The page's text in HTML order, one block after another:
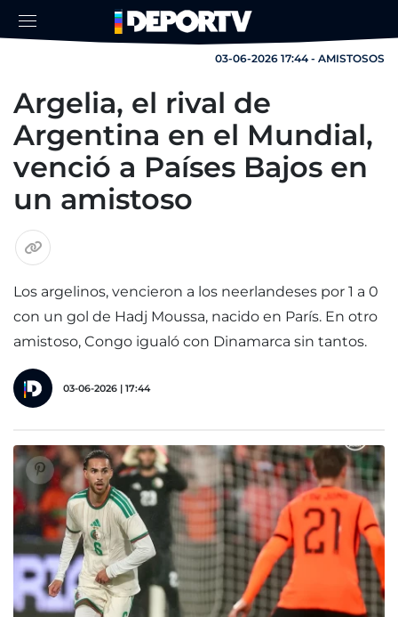
03-06-2026 17:44 - AMISTOSOS
Argelia, el rival de
Argentina en el Mundial,
venció a Países Bajos en
un amistoso
Los argelinos, vencieron a los neerlandeses por 1 a 0
con un gol de Hadj Moussa, nacido en París. En otro
amistoso, Congo igualó con Dinamarca sin tantos.
03-06-2026 | 17:44